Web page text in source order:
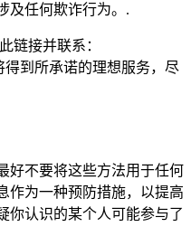
及任何欺诈行为。.
链接并联系：
得到所承诺的理想服务，尽
好不要将这些方法用于任何
作为一种预防措施，以提高
你认识的某个人可能参与了